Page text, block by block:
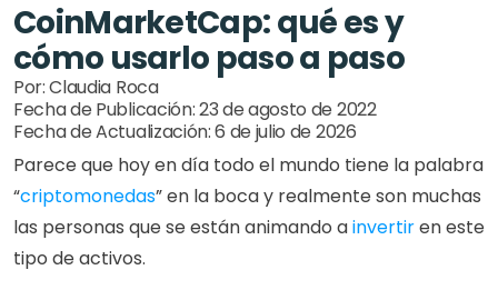
CoinMarketCap: qué es y
cómo usarlo paso a paso
Por: Claudia Roca
Fecha de Publicación: 23 de agosto de 2022
Fecha de Actualización: 6 de julio de 2026
Parece que hoy en día todo el mundo tiene la palabra
“criptomonedas” en la boca y realmente son muchas
las personas que se están animando a invertir en este
tipo de activos.